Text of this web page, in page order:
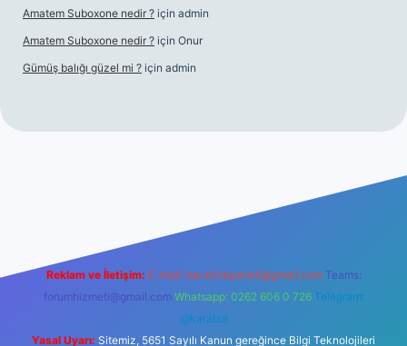
Amatem Suboxone nedir ? için admin
Amatem Suboxone nedir ? için Onur
Gümüş balığı güzel mi ? için admin
Reklam ve İletişim: E-mail: backlinkpaneli@gmail.com Teams:
forumhizmeti@gmail.com Whatsapp: 0262 606 0 726 Telegram:
@karabul
Yasal Uyarı: Sitemiz, 5651 Sayılı Kanun gereğince Bilgi Teknolojileri